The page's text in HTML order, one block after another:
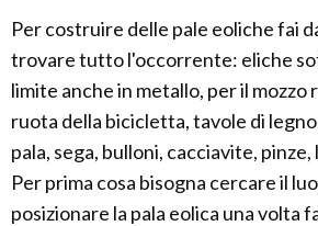
Per costruire delle pale eoliche fai
trovare tutto l'occorrente: eliche
limite anche in metallo, per il mozzo
ruota della bicicletta, tavole di
pala, sega, bulloni, cacciavite, pinze,
Per prima cosa bisogna cercare il
posizionare la pala eolica una volta